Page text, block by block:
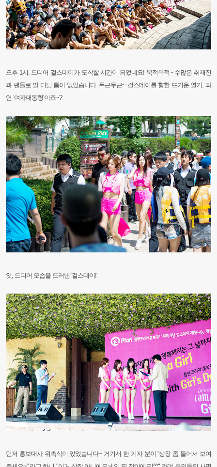
오후 1시. 드디어 걸스데이가 도착할 시간이 되었네요! 북적북적~ 수많은 취재진
과 팬들로 발 디딜 틈이 없었습니다. 두근두근~ 걸스데이를 향한 뜨거운 열기, 과
연 ‘여자대통령’이죠~?
앗, 드디어 모습을 드러낸 '걸스데이!'
먼저 홍보대사 위촉식이 있었습니다~ 거기서 한 기자 분이 “상장 좀 들어서 보여